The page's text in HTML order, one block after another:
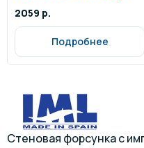
2059 р.
Подробнее
Стеновая форсунка с